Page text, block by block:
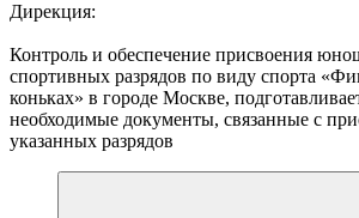
Дирекция:
Контроль и обеспечение присвоения
спортивных разрядов по виду спорта
коньках» в городе Москве,
необходимые документы, связанные с
указанных разрядов